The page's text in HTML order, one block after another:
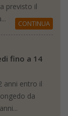
previsto il
CONTINUA
fino a 14
anni entro il
da